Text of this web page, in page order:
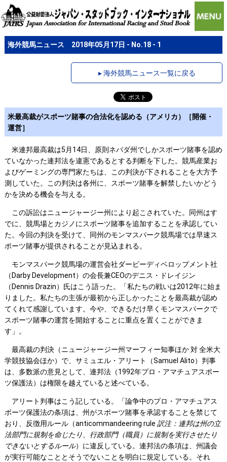
海外競馬ニュース 2018年05月17日 - No.18 - 1
▸ 海外競馬ニュース一覧に戻る
米最高裁がスポーツ賭事の合法化を認める（アメリカ）［開催・
運営］
米連邦最高裁は5月14日、原則ネバダ州でしかスポーツ賭事を認め
ていなかった連邦法を違憲であるとする判断を下した。競馬産業お
よびゲーミングの専門家たちは、この判決が下されることを大方予
測していた。この判決は各州に、スポーツ賭事を解禁したいかどう
かを決める機会を与える。
この訴訟はニュージャージー州により起こされていた。同州はす
でに、競馬場とカジノにスポーツ賭事を追加することを承認してい
た。今回の判決を受けて、同州のモンマスパーク競馬場では早速ス
ポーツ賭事が提供されることが見込まれる。
モンマスパーク競馬場の運営会社ダービーディベロップメント社
（Darby Development）の会長兼CEOのデニス・ドレイジン
（Dennis Drazin）氏はこう語った。「私たちの戦いは2012年に始ま
りました。私たちの主張が最初から正しかったことを最高裁が認め
てくれて感謝しています。今や、できるだけ早くモンマスパークで
スポーツ賭事の運営を開始することに重点を置くことができま
す」。
最高裁の判決（ニュージャージー州マーフィー知事ほか 対 全米大
学競技協会ほか）で、サミュエル・アリート（Samuel Alito）判事
は、多数派の意見として、連邦法（1992年プロ・アマチュアスポー
ツ保護法）は権限を越えていると述べている。
アリート判事はこう記している。「論争中のプロ・アマチュアス
ポーツ保護法の条項は、州がスポーツ賭事を承認することを禁じて
おり、反徴用ルール（anticommandeering rule 訳注：連邦は州の立
法部門に規制を命じたり、行政部門（職員）に規制を実行させたり
できないとするルール）に違反している。連邦法の条項は、州議会
が実行可能なこととそうでないことを明白に規定している。それ